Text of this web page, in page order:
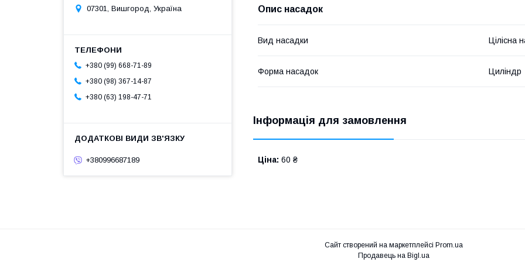
Опис насадок
Вид насадки Цілісна
Форма насадок Циліндр
Інформація для замовлення
Ціна: 60 ₴
07301, Вишгород, Україна
+380 (99) 668-71-89
+380 (98) 367-14-87
+380 (63) 198-47-71
+380996687189
Сайт створений на маркетплейсі Prom.ua
Продавець на Bigl.ua